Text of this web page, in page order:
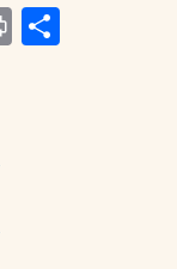
P